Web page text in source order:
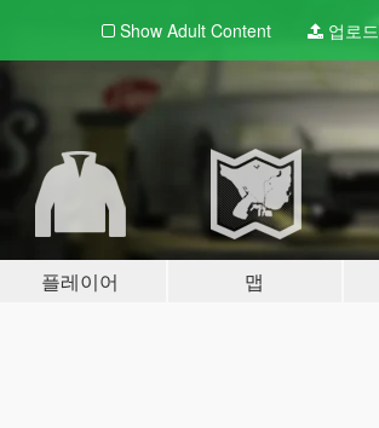
Show Adult Content 업로드
플레이어 맵